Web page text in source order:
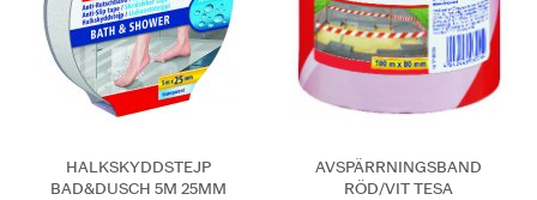
HALKSKYDDSTEJP
BAD&DUSCH 5M 25MM
AVSPÄRRNINGSBAND
RÖD/VIT TESA